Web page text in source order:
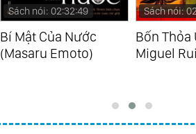
Sách nói: 02:32:49
Bí Mật Của Nước
(Masaru Emoto)
Sách nói:
Bốn Thỏa
Miguel